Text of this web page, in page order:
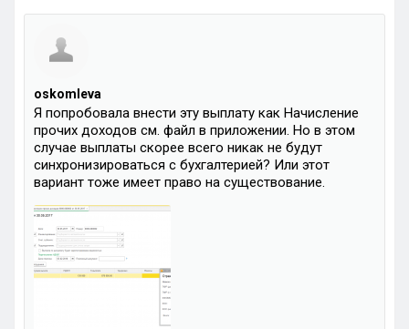
oskomleva
Я попробовала внести эту выплату как Начисление
прочих доходов см. файл в приложении. Но в этом
случае выплаты скорее всего никак не будут
синхронизироваться с бухгалтерией? Или этот
вариант тоже имеет право на существование.